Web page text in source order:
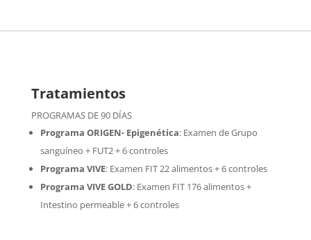
Tratamientos
PROGRAMAS DE 90 DÍAS
Programa ORIGEN- Epigenética:Examen de Grupo
sanguíneo + FUT2 + 6 controles
Programa VIVE: Examen FIT 22 alimentos + 6 controles
Programa VIVE GOLD: Examen FIT 176 alimentos +
Intestino permeable + 6 controles